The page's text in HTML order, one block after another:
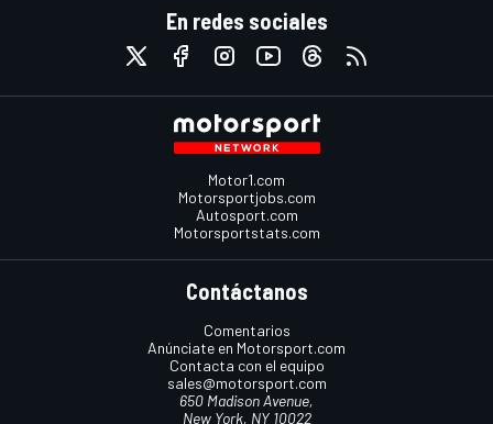
En redes sociales
Motor1.com
Motorsportjobs.com
Autosport.com
Motorsportstats.com
Contáctanos
Comentarios
Anúnciate en Motorsport.com
Contacta con el equipo
sales@motorsport.com
650 Madison Avenue,
New York, NY 10022